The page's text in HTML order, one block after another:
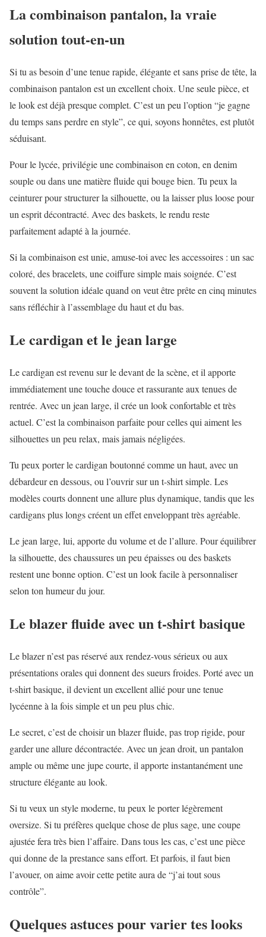
La combinaison pantalon, la vraie
solution tout-en-un
Si tu as besoin d’une tenue rapide, élégante et sans prise de tête, la
combinaison pantalon est un excellent choix. Une seule pièce, et
le look est déjà presque complet. C’est un peu l’option “je gagne
du temps sans perdre en style”, ce qui, soyons honnêtes, est plutôt
séduisant.
Pour le lycée, privilégie une combinaison en coton, en denim
souple ou dans une matière fluide qui bouge bien. Tu peux la
ceinturer pour structurer la silhouette, ou la laisser plus loose pour
un esprit décontracté. Avec des baskets, le rendu reste
parfaitement adapté à la journée.
Si la combinaison est unie, amuse-toi avec les accessoires : un sac
coloré, des bracelets, une coiffure simple mais soignée. C’est
souvent la solution idéale quand on veut être prête en cinq minutes
sans réfléchir à l’assemblage du haut et du bas.
Le cardigan et le jean large
Le cardigan est revenu sur le devant de la scène, et il apporte
immédiatement une touche douce et rassurante aux tenues de
rentrée. Avec un jean large, il crée un look confortable et très
actuel. C’est la combinaison parfaite pour celles qui aiment les
silhouettes un peu relax, mais jamais négligées.
Tu peux porter le cardigan boutonné comme un haut, avec un
débardeur en dessous, ou l’ouvrir sur un t-shirt simple. Les
modèles courts donnent une allure plus dynamique, tandis que les
cardigans plus longs créent un effet enveloppant très agréable.
Le jean large, lui, apporte du volume et de l’allure. Pour équilibrer
la silhouette, des chaussures un peu épaisses ou des baskets
restent une bonne option. C’est un look facile à personnaliser
selon ton humeur du jour.
Le blazer fluide avec un t-shirt basique
Le blazer n’est pas réservé aux rendez-vous sérieux ou aux
présentations orales qui donnent des sueurs froides. Porté avec un
t-shirt basique, il devient un excellent allié pour une tenue
lycéenne à la fois simple et un peu plus chic.
Le secret, c’est de choisir un blazer fluide, pas trop rigide, pour
garder une allure décontractée. Avec un jean droit, un pantalon
ample ou même une jupe courte, il apporte instantanément une
structure élégante au look.
Si tu veux un style moderne, tu peux le porter légèrement
oversize. Si tu préfères quelque chose de plus sage, une coupe
ajustée fera très bien l’affaire. Dans tous les cas, c’est une pièce
qui donne de la prestance sans effort. Et parfois, il faut bien
l’avouer, on aime avoir cette petite aura de “j’ai tout sous
contrôle”.
Quelques astuces pour varier tes looks